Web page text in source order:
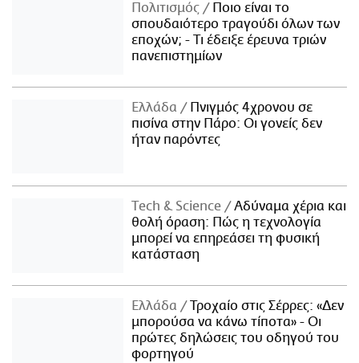
Πολιτισμός
Ποιο είναι το
σπουδαιότερο τραγούδι όλων των
εποχών; - Τι έδειξε έρευνα τριών
πανεπιστημίων
Ελλάδα
Πνιγμός 4χρονου σε
πισίνα στην Πάρο: Οι γονείς δεν
ήταν παρόντες
Τech & Science
Αδύναμα χέρια και
θολή όραση: Πώς η τεχνολογία
μπορεί να επηρεάσει τη φυσική
κατάσταση
Ελλάδα
Τροχαίο στις Σέρρες: «Δεν
μπορούσα να κάνω τίποτα» - Οι
πρώτες δηλώσεις του οδηγού του
φορτηγού